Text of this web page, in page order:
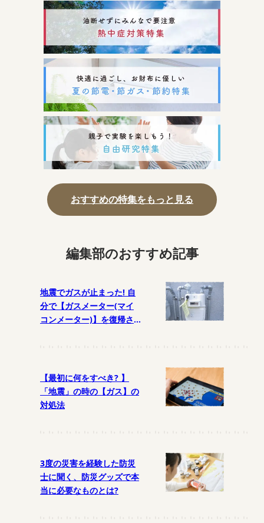
おすすめの特集をもっと見る
編集部のおすすめ記事
地震でガスが止まった! 自
分で【ガスメーター(マイ
コンメーター)】を復帰さ
【最初に何をすべき? 】
「地震」の時の【ガス】の
対処法
3度の災害を経験した防災
士に聞く、防災グッズで本
当に必要なものとは?